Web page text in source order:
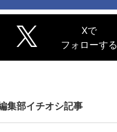
Xで
フォローする
集部イチオシ記事